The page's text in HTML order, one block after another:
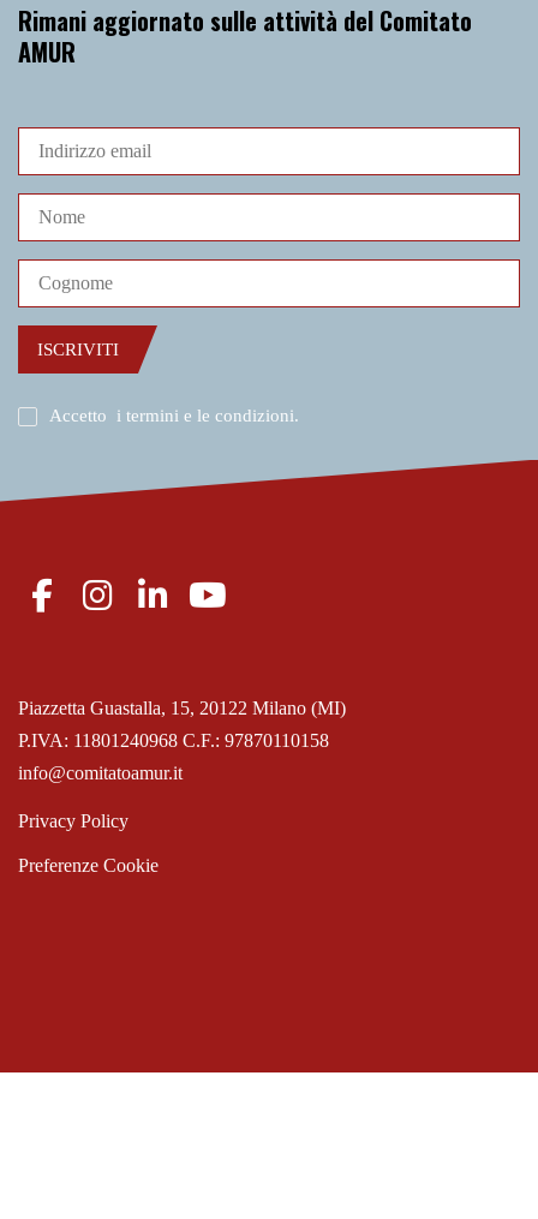
Rimani aggiornato sulle attività del Comitato
AMUR
ISCRIVITI
Accetto i termini e le condizioni.
P.IVA: 11801240968 C.F.: 97870110158
Piazzetta Guastalla, 15, 20122 Milano (MI)
info@comitatoamur.it
Privacy Policy
Preferenze Cookie